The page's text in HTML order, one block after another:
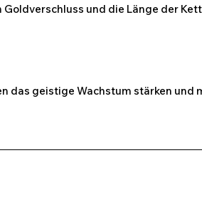
Goldverschluss und die Länge der
das geistige Wachstum stärken und